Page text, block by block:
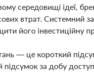
середовищі ідеї,
втрат. Системний
його інвестиційну
— це короткий
за добу